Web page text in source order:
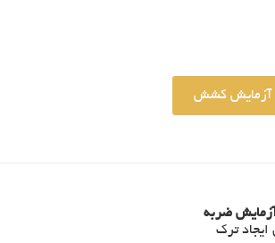
آزمایش کشش
ضربه
ایجاد ترک